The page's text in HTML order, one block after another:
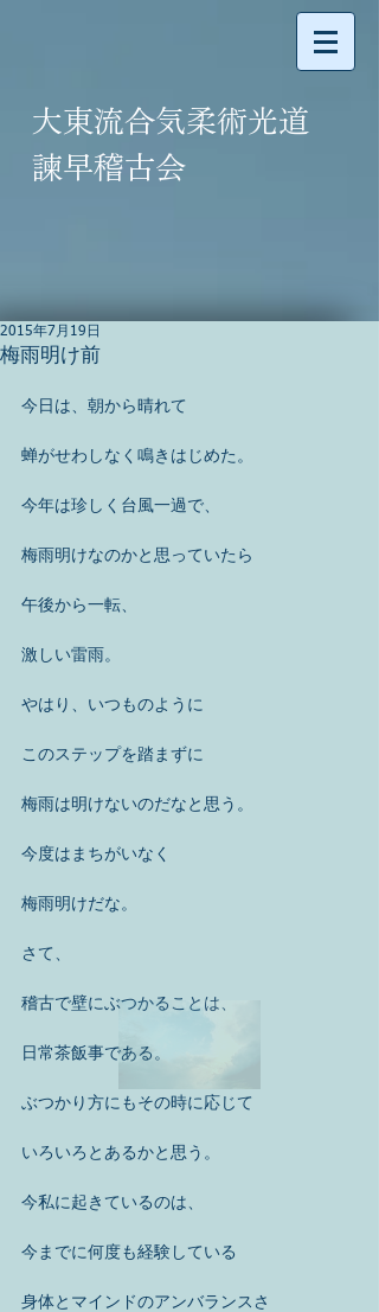
大東流合気柔術光道
諫早稽古会
梅雨明け前
2015年7月19日
今日は、朝から晴れて
蝉がせわしなく鳴きはじめた。
今年は珍しく台風一過で、
梅雨明けなのかと思っていたら
午後から一転、
激しい雷雨。
やはり、いつものように
このステップを踏まずに
梅雨は明けないのだなと思う。
今度はまちがいなく
梅雨明けだな。
さて、
稽古で壁にぶつかることは、
日常茶飯事である。
ぶつかり方にもその時に応じて
いろいろとあるかと思う。
今私に起きているのは、
今までに何度も経験している
身体とマインドのアンバランスさ